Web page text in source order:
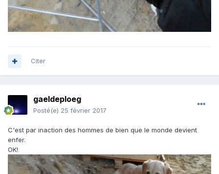
Citer
gaeldeploeg
Posté(e) 25 février 2017
C'est par inaction des hommes de bien que le monde devient
enfer.
OK!